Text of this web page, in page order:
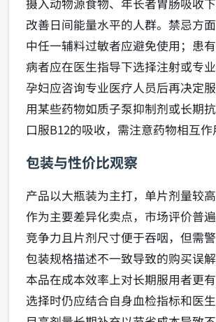
摄入动物源食物、年长者胃肠吸收
改善日间能量水平的人群。禁忌方
中任一辅料过敏者应避免使用；患
病者应在医生指导下选择注射或专
孕妇应咨询专业医疗人员后再决定
用某些药物如质子泵抑制剂或长期
口服B12的吸收，需注意药物相互作
包装与性价比观察
产品以大瓶装为主打，单片剂量较
作为主要差异化卖点，市场评价普
竞争力且片剂尺寸便于吞咽，但需
包装规格描述不一致导致的购买误解
本品在成本效率上对长期服用者更
选择时仍应结合自身血检指标和医